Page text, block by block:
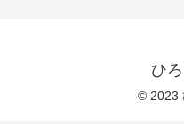
ひ
© 2023